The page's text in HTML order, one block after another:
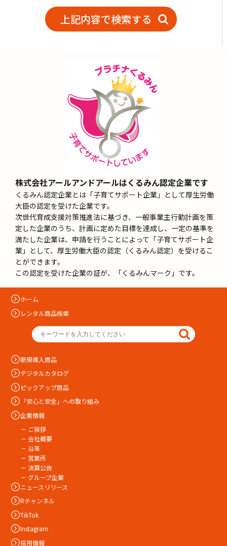
株式会社アールアンドアールはくるみん認定企業です
くるみん認定企業とは「子育てサポート企業」として厚生労働
大臣の認定を受けた企業です。
次世代育成支援対策推進法に基づき、一般事業主行動計画を策
定した企業のうち、計画に定めた目標を達成し、一定の基準を
満たした企業は、申請を行うことによって「子育てサポート企
業」として、厚生労働大臣の認定（くるみん認定）を受けるこ
とができます。
この認定を受けた企業の証が、「くるみんマーク」です。
ホーム
レンタル商品検索
新規導入商品
デジタルカタログ
ピックアップ商品
「安心と安全」への取り組み
企業情報
－ ご挨拶
－ 会社概要
－ 沿革
－ 営業所
－ 決算公告
－ グループ企業
ニュースリリース
Rチャンネル
TikTok
Instagram
採用情報